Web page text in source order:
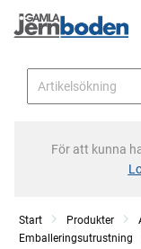
För att kunna
Start Produkter
Emballeringsutrustning